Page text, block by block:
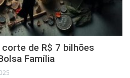
de R$ 7 bilhões
Família